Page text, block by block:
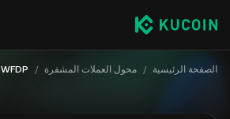
الصفحة الرئيسية / محول العملات المشفرة / WFDP إلى USD